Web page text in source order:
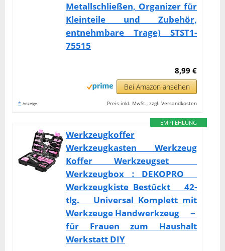
Metallschließen, Organizer für
Kleinteile und Zubehör,
entnehmbare Trage) STST1-
75515
8,99 €
Bei Amazon ansehen
* Anzeige Preis inkl. MwSt., zzgl. Versandkosten
EMPFEHLUNG
Werkzeugkoffer
Werkzeugkasten Werkzeug
Koffer Werkzeugset
Werkzeugbox：DEKOPRO
Werkzeugkiste Bestückt 42-
tlg. Universal Komplett mit
Werkzeuge Handwerkzeug －
für Frauen zum Haushalt
Werkstatt DIY